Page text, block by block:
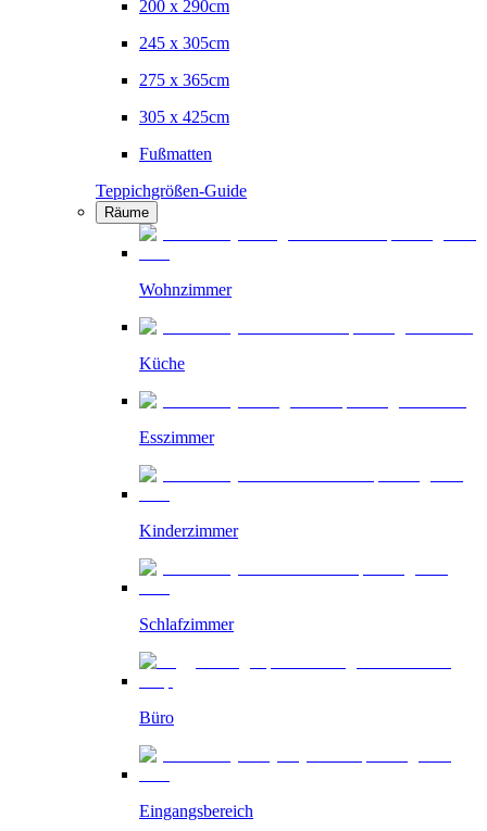
200 x 290cm
245 x 305cm
275 x 365cm
305 x 425cm
Fußmatten
Teppichgrößen-Guide
Räume
Wohnzimmer
Küche
Esszimmer
Kinderzimmer
Schlafzimmer
Büro
Eingangsbereich